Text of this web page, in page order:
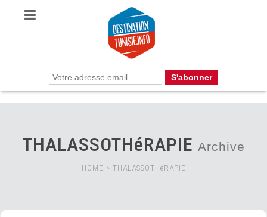
THALASSOTHéRAPIE Archive
HOME > THALASSOTHéRAPIE